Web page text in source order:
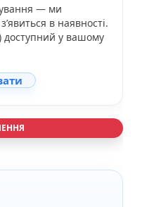
— ми
в наявності.
доступний у вашому